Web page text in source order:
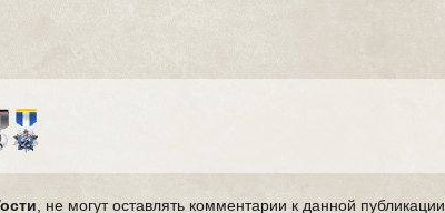
, не могут оставлять комментарии к данной публикации.